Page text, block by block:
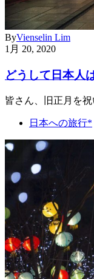
ByVienselin Lim
1月 20, 2020
どうして日本人
皆さん、旧正月を
日本への旅行*